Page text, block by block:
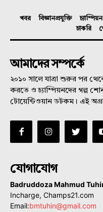
খবর বিজ্ঞানপ্রযুক্তি চ্যাম্পিয়ন
চাকরি
আমাদের সম্পর্কে
২০১০ সালে যাত্রা শুরুর পর
করতে ও চ্যাম্পিয়নদের গল্প
টোয়েন্টিওয়ান ডটকম। এই
যোগাযোগ
Badruddoza Mahmud
Incharge, Champs21.com
Email:bmtuhin@gmail.com